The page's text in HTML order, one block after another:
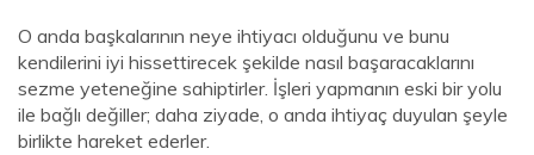
O anda başkalarının neye ihtiyacı olduğunu ve bunu
kendilerini iyi hissettirecek şekilde nasıl başaracaklarını
sezme yeteneğine sahiptirler. İşleri yapmanın eski bir yolu
ile bağlı değiller; daha ziyade, o anda ihtiyaç duyulan şeyle
birlikte hareket ederler.